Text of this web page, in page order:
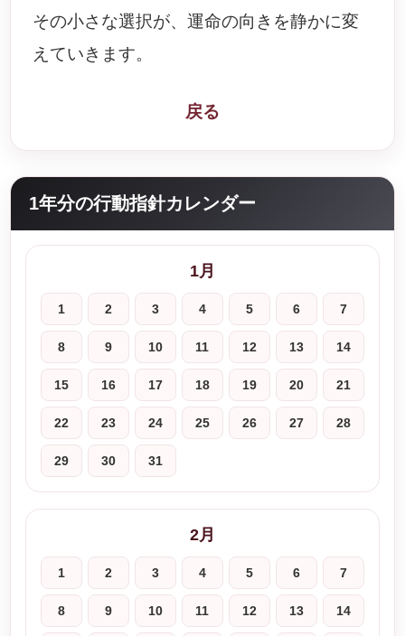
その小さな選択が、運命の向きを静かに変
えていきます。
戻る
1年分の行動指針カレンダー
1月
1 2 3 4 5 6 7
8 9 10 11 12 13 14
15 16 17 18 19 20 21
22 23 24 25 26 27 28
29 30 31
2月
1 2 3 4 5 6 7
8 9 10 11 12 13 14